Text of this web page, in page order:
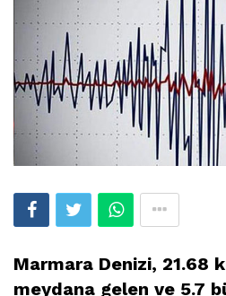
Marmara Denizi, 21.68
meydana gelen ve 5.7